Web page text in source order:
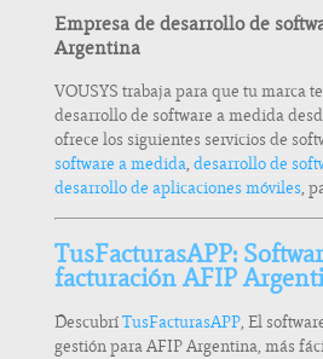
Empresa de desarrollo de
Argentina
VOUSYS trabaja para que tu marca
desarrollo de software a medida
ofrece los siguientes servicios de
software a medida, desarrollo de
desarrollo de aplicaciones móviles,
TusFacturasAPP:
facturación AFIP
DescubríTusFacturasAPP, El
gestión para AFIP Argentina, más